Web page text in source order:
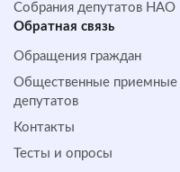
Собрания депутатов НАО
Обратная cвязь
Обращения граждан
Общественные приемные
депутатов
Контакты
Тесты и опросы